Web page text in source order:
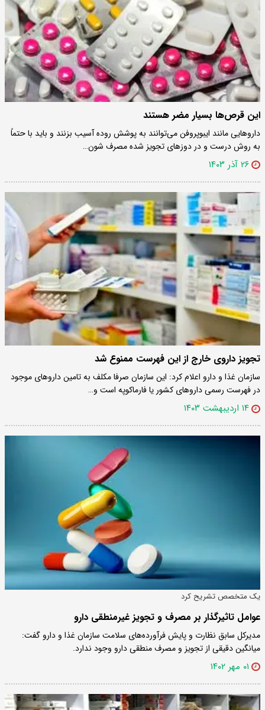
این قرص‌ها بسیار مضر هستند
دارو‌هایی مانند ایبوپروفن می‌توانند به پوشش روده آسیب بزنند و باید با حتماً
به روش درست و در دوز‌های تجویز شده مصرف شون…
۲۶ آذر ۱۴۰۳
تجویز داروی خارج از این فهرست ممنوع شد
سازمان غذا و دارو اعلام کرد: این سازمان صرفا مکلف به تامین داروهای موجود
در فهرست رسمی داروهای کشور یا فارماکوپه است و…
۱۴ اردیبهشت ۱۴۰۳
یک متخصص تشریح کرد
عوامل تاثیرگذار بر مصرف و تجویز غیرمنطقی دارو
مدیرکل سابق نظارت و پایش فرآورده‌های سلامت سازمان غذا و دارو گفت:
میانگین دقیقی از تجویز و مصرف منطقی دارو وجود ندارد.
۰۱ مهر ۱۴۰۲